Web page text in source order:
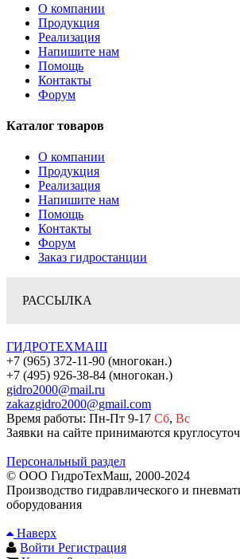
О компании
Продукция
Реализация
Напишите нам
Помощь
Контакты
Форум
Каталог товаров
О компании
Продукция
Реализация
Напишите нам
Помощь
Контакты
Форум
Заказ гидростанции
РАССЫЛКА
ГИДРОТЕХМАШ
+7 (965) 372-11-90 (многокан.)
+7 (495) 926-38-84 (многокан.)
gidro2000@mail.ru
zakazgidro2000@gmail.com
Время работы: Пн-Пт 9-17 Сб, Вс
Заявки на сайте принимаются
Персональный раздел
© ООО ГидроТехМаш, 2000-2024
Производство гидравлического и
оборудования
Наверх
Войти Регистрация